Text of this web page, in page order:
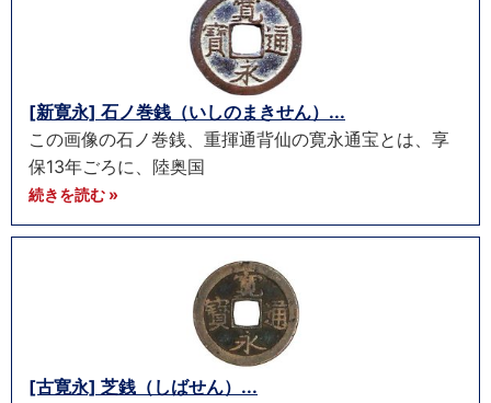
[新寛永] 石ノ巻銭（いしのまきせん）...
この画像の石ノ巻銭、重揮通背仙の寛永通宝とは、享
保13年ごろに、陸奥国
続きを読む »
[古寛永] 芝銭（しばせん）...